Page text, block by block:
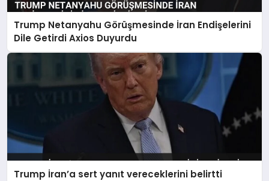
Trump Netanyahu Görüşmesinde İran Endişelerini
Dile Getirdi Axios Duyurdu
Trump İran’a sert yanıt vereceklerini belirtti